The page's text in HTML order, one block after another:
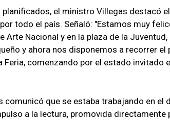
el ministro Villegas destacó
todo el país. Señaló: "Estamos muy
Arte Nacional y en la plaza de la
y ahora nos disponemos a recorrer el
comenzando por el estado invitado
comunicó que se estaba trabajando en el
a la lectura, promovida directamente